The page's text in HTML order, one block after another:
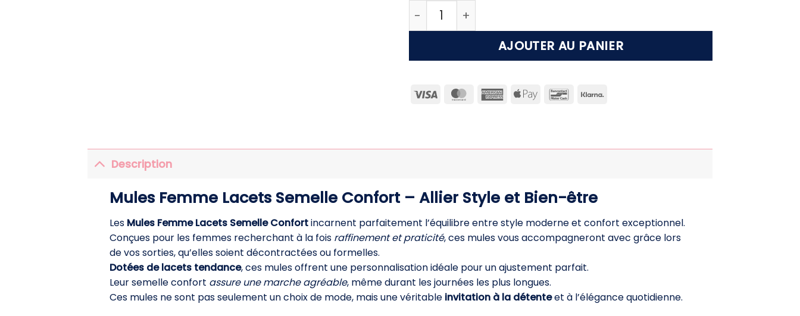
quantité de Mules femme lacets semelle confort – Style casual
AJOUTER AU PANIER
Visa MasterCardAmericanApple
Bancontact
Klarna
Description
Mules Femme Lacets Semelle Confort – Allier Style et Bien-être
Les Mules Femme Lacets Semelle Confortincarnent parfaitement l’équilibre entre style moderne et confort exceptionnel.
Conçues pour les femmes recherchant à la foisraffinement et praticité, ces mules vous accompagneront avec grâce lors
de vos sorties, qu’elles soient décontractées ou formelles.
Dotées de lacets tendance, ces mules offrent une personnalisation idéale pour un ajustement parfait.
Leur semelle confort assure une marche agréable, même durant les journées les plus longues.
Ces mules ne sont pas seulement un choix de mode, mais une véritableinvitation à la détenteet à l’élégance quotidienne.